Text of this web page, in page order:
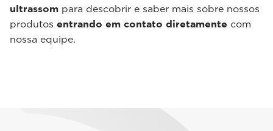
ultrassom para descobrir e saber mais sobre nossos
produtos entrando em contato diretamente com
nossa equipe.